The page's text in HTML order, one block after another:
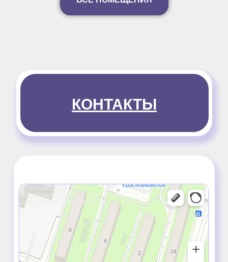
КОНТАКТЫ
Библиотека № 168
Библиотека в Москве
Центр развития ребёнка в Москве